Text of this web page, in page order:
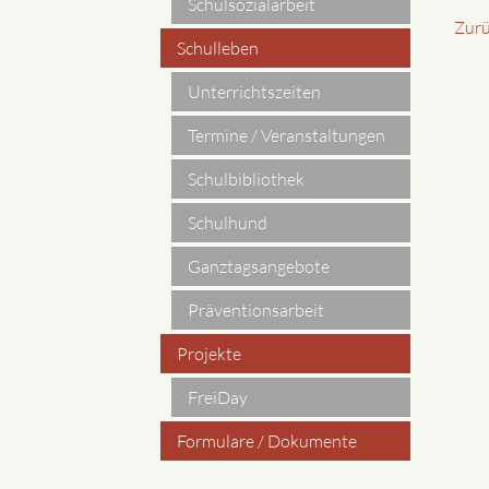
Schulleben
Unterrichtszeiten
Termine / Veranstaltungen
Schulbibliothek
Schulhund
Ganztagsangebote
Präventionsarbeit
Projekte
FreiDay
Formulare / Dokumente